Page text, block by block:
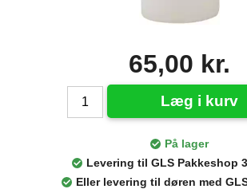
65,00 kr.
Læg i kurv
På lager
Levering til GLS Pakkeshop
Eller levering til døren med